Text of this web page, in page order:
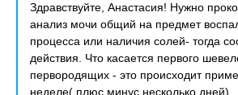
Здравствуйте, Анастасия! Нужно
анализ мочи общий на предмет
процесса или наличия солей- тогда
действия. Что касается первого
первородящих - это происходит
неделе( плюс минус несколько дней).